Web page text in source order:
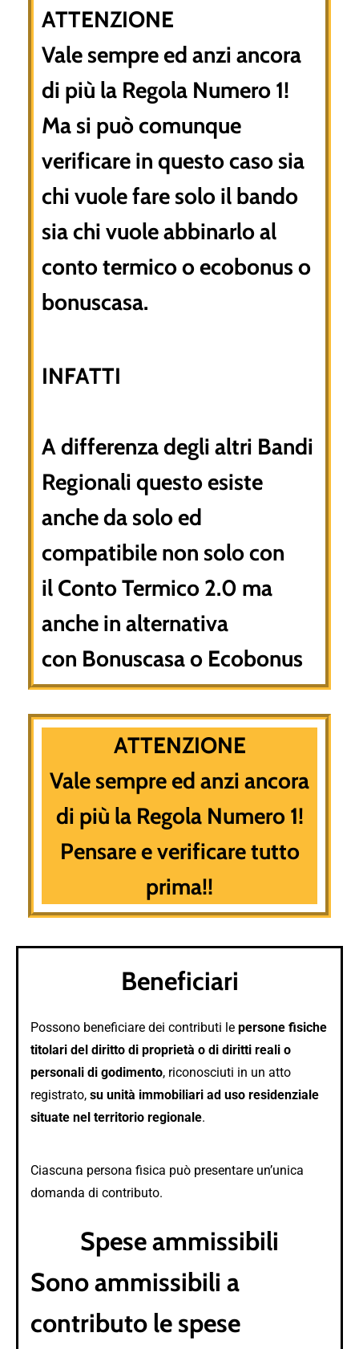
ATTENZIONE
Vale sempre ed anzi ancora
di più la Regola Numero 1!
Ma si può comunque
verificare in questo caso sia
chi vuole fare solo il bando
sia chi vuole abbinarlo al
conto termico o ecobonus o
bonuscasa.
INFATTI
A differenza degli altri Bandi
Regionali questo esiste
anche da solo ed
compatibile non solo con
il Conto Termico 2.0 ma
anche in alternativa
con Bonuscasa o Ecobonus
ATTENZIONE
Vale sempre ed anzi ancora
di più la Regola Numero 1!
Pensare e verificare tutto
prima!!
Beneficiari
Possono beneficiare dei contributi le persone fisiche
titolari del diritto di proprietà o di diritti reali o
personali di godimento, riconosciuti in un atto
registrato, su unità immobiliari ad uso residenziale
situate nel territorio regionale.
Ciascuna persona fisica può presentare un’unica
domanda di contributo.
Spese ammissibili
Sonoammissibili a
contributo le spese